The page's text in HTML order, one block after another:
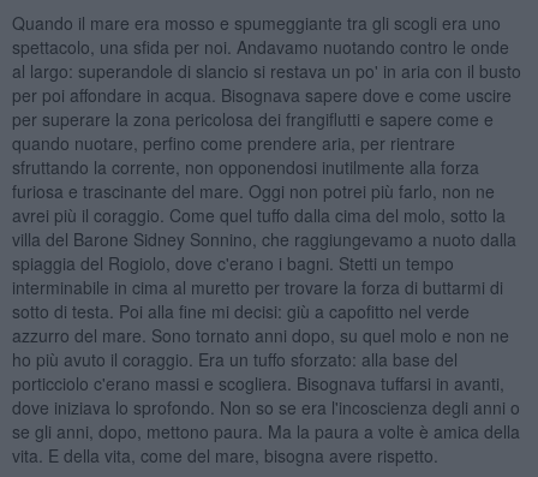
Quando il mare era mosso e spumeggiante tra gli scogli era uno
spettacolo, una sfida per noi. Andavamo nuotando contro le onde
al largo: superandole di slancio si restava un po' in aria con il busto
per poi affondare in acqua. Bisognava sapere dove e come uscire
per superare la zona pericolosa dei frangiflutti e sapere come e
quando nuotare, perfino come prendere aria, per rientrare
sfruttando la corrente, non opponendosi inutilmente alla forza
furiosa e trascinante del mare. Oggi non potrei più farlo, non ne
avrei più il coraggio. Come quel tuffo dalla cima del molo, sotto la
villa del Barone Sidney Sonnino, che raggiungevamo a nuoto dalla
spiaggia del Rogiolo, dove c'erano i bagni. Stetti un tempo
interminabile in cima al muretto per trovare la forza di buttarmi di
sotto di testa. Poi alla fine mi decisi: giù a capofitto nel verde
azzurro del mare. Sono tornato anni dopo, su quel molo e non ne
ho più avuto il coraggio. Era un tuffo sforzato: alla base del
porticciolo c'erano massi e scogliera. Bisognava tuffarsi in avanti,
dove iniziava lo sprofondo. Non so se era l'incoscienza degli anni o
se gli anni, dopo, mettono paura. Ma la paura a volte è amica della
vita. E della vita, come del mare, bisogna avere rispetto.